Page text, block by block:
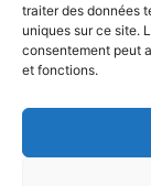
traiter des données
uniques sur ce site.
consentement peut
et fonctions.
Atelier